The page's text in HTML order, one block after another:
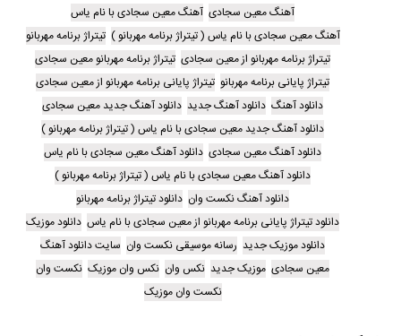
آهنگ معین سجادی آهنگ معین سجادی با نام یاس
آهنگ معین سجادی با نام یاس ( تیتراژ برنامه مهربانو ) تیتراژ برنامه مهربانو
تیتراژ برنامه مهربانو از معین سجادی تیتراژ برنامه مهربانو معین سجادی
تیتراژ پایانی برنامه مهربانو تیتراژ پایانی برنامه مهربانو از معین سجادی
دانلود آهنگ دانلود آهنگ جدید دانلود آهنگ جدید معین سجادی
دانلود آهنگ جدید معین سجادی با نام یاس ( تیتراژ برنامه مهربانو )
دانلود آهنگ معین سجادی دانلود آهنگ معین سجادی با نام یاس
دانلود آهنگ معین سجادی با نام یاس ( تیتراژ برنامه مهربانو )
دانلود آهنگ نکست وان دانلود تیتراژ برنامه مهربانو
دانلود تیتراژ پایانی برنامه مهربانو از معین سجادی با نام یاس دانلود موزیک
دانلود موزیک جدید رسانه موسیقی نکست وان سایت دانلود آهنگ
معین سجادی موزیک جدید نکس وان نکس وان موزیک نکست وان
نکست وان موزیک